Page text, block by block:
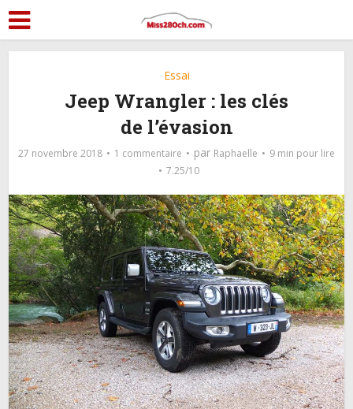
Essai
Jeep Wrangler : les clés
de l’évasion
27 novembre 2018 1 commentaire par Raphaelle
9 min pour lire
7.25/10